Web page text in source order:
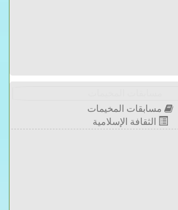
مسابقات المخيمات
الثقافة الإسلامية